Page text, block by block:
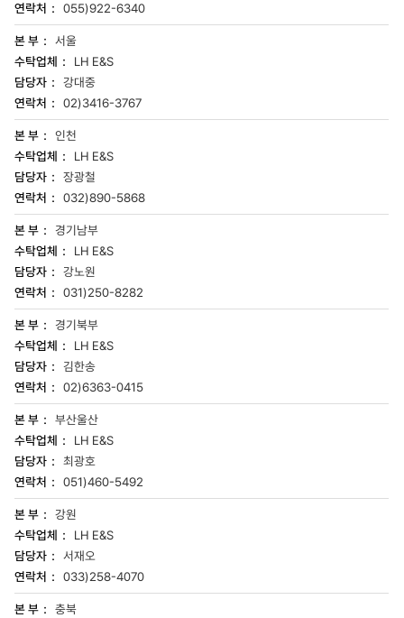
위탁에
관한
사항
관한
테이블
입니다.
항목으로는
본부,
수탁업체,
담당자,
있습니다.
055)922-6340
서울
LH E&S
강대중
02)3416-3767
인천
LH E&S
장광철
032)890-5868
경기남부
LH E&S
강노원
031)250-8282
경기북부
LH E&S
김한송
02)6363-0415
부산울산
LH E&S
최광호
051)460-5492
강원
LH E&S
서재오
033)258-4070
충북